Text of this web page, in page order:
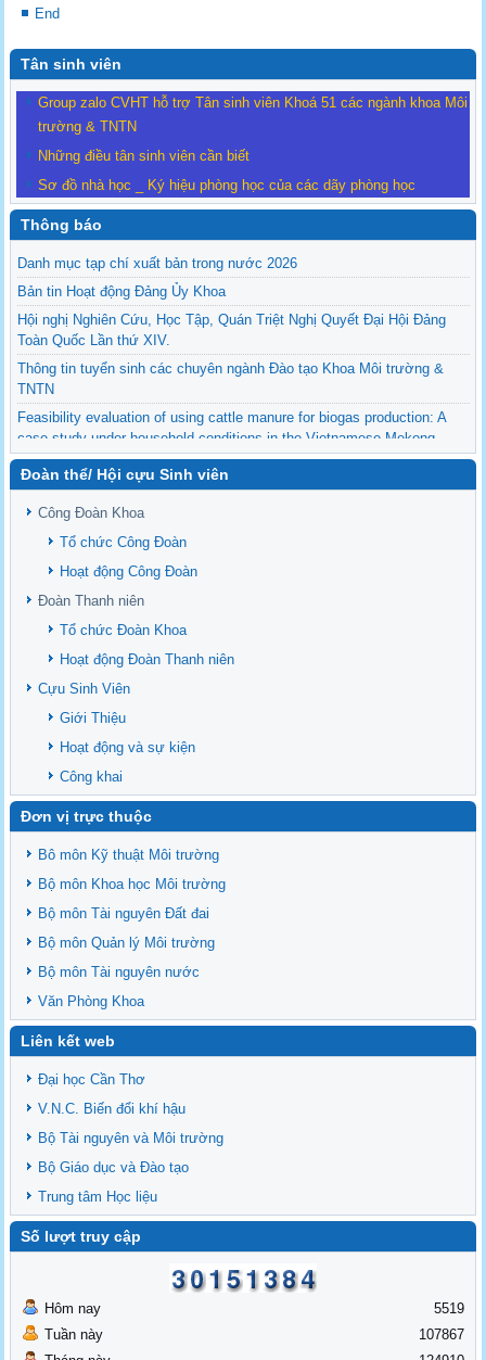
End
Tân sinh viên
Group zalo CVHT hỗ trợ Tân sinh viên Khoá 51 các ngành khoa Môi
trường & TNTN
Những điều tân sinh viên cần biết
Sơ đồ nhà học _ Ký hiệu phòng học của các dãy phòng học
Thông báo
Danh mục tạp chí xuất bản trong nước 2026
Bản tin Hoạt động Đảng Ủy Khoa
Hội nghị Nghiên Cứu, Học Tập, Quán Triệt Nghị Quyết Đại Hội Đảng
Toàn Quốc Lần thứ XIV.
Thông tin tuyển sinh các chuyên ngành Đào tạo Khoa Môi trường &
TNTN
Feasibility evaluation of using cattle manure for biogas production: A
case study under household conditions in the Vietnamese Mekong
Delta
Sediment properties in flood-based farming systems in the Vietnamese
upstream Mekong Delta
Danh mục tạp chí xuất bản Quốc Tế 2026
Danh Mục các Đề Tài NCKH cấp Tỉnh năm 2024
Văn bản - Quy định
Ban chấp hành Đảng bộ khoa
Đoàn thể/ Hội cựu Sinh viên
Công Đoàn Khoa
Tổ chức Công Đoàn
Hoạt động Công Đoàn
Đoàn Thanh niên
Tổ chức Đoàn Khoa
Hoạt động Đoàn Thanh niên
Cựu Sinh Viên
Giới Thiệu
Hoạt động và sự kiện
Công khai
Đơn vị trực thuộc
Bô môn Kỹ thuật Môi trường
Bộ môn Khoa học Môi trường
Bộ môn Tài nguyên Đất đai
Bộ môn Quản lý Môi trường
Bộ môn Tài nguyên nước
Văn Phòng Khoa
Liên kết web
Đại học Cần Thơ
V.N.C. Biến đổi khí hậu
Bộ Tài nguyên và Môi trường
Bộ Giáo dục và Đào tạo
Trung tâm Học liệu
Số lượt truy cập
Hôm nay
Tuần này
5519
107867